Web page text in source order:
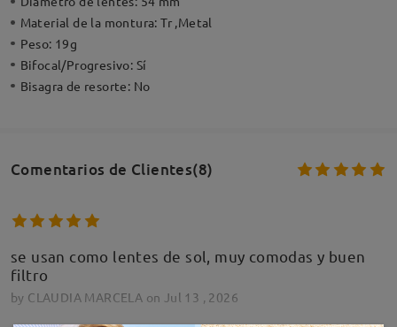
Material de la montura:Tr ,Metal
Peso: 19g
Bifocal/Progresivo: Sí
Bisagra de resorte: No
Comentarios de Clientes(8)
se usan como lentes de sol, muy comodas y buen
filtro
by CLAUDIA MARCELA on Jul 13 , 2026